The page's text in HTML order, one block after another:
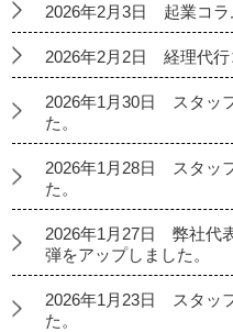
2026年2月3日 起業コラ
2026年2月2日 経理代行
2026年1月30日 スタッ
た。
2026年1月28日 スタッ
た。
2026年1月27日 弊社代
弾をアップしました。
2026年1月23日 スタッ
た。